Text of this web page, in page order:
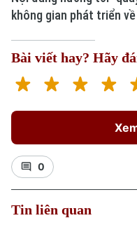
không gian phát triển
Bài viết hay? Hãy
0
Tin liên quan